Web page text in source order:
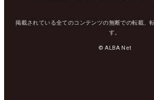
掲載されている全てのコンテンツの無断での転載、
す。
© ALBA Net